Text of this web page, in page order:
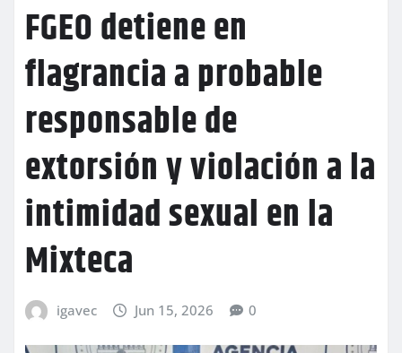
FGEO detiene en
flagrancia a probable
responsable de
extorsión y violación a la
intimidad sexual en la
Mixteca
igavec Jun 15, 2026 0